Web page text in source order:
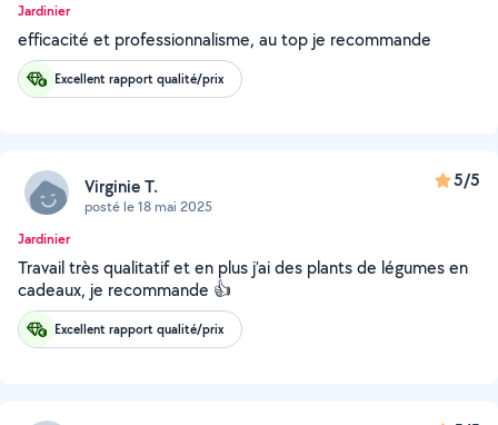
Jardinier
efficacité et professionnalisme, au top je recommande
Excellent rapport qualité/prix
Virginie T.
posté le 18 mai 2025
5/5
Jardinier
Travail très qualitatif et en plus j’ai des plants de légumes en
cadeaux, je recommande 👍
Excellent rapport qualité/prix